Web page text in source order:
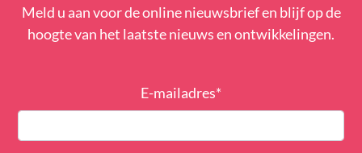
Meld u aan voor de online nieuwsbrief en blijf op de
hoogte van het laatste nieuws en ontwikkelingen.
E-mailadres*